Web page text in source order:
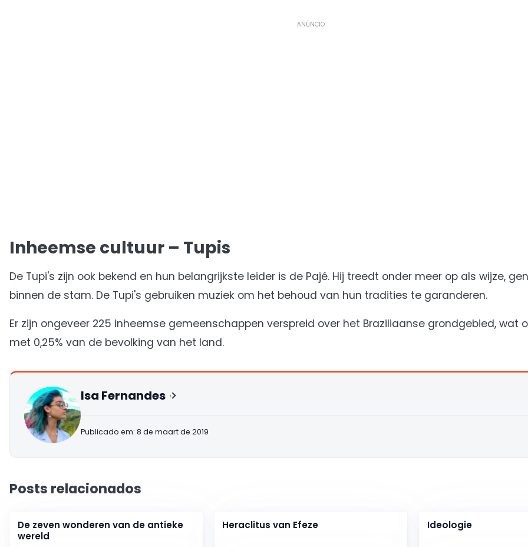
ANÚNCIO
Inheemse cultuur – Tupis
De Tupi's zijn ook bekend en hun belangrijkste leider is de Pajé. Hij treedt onder meer op als wijze,
binnen de stam. De Tupi's gebruiken muziek om het behoud van hun tradities te garanderen.
Er zijn ongeveer 225 inheemse gemeenschappen verspreid over het Braziliaanse grondgebied, wat
met 0,25% van de bevolking van het land.
Isa Fernandes
Publicado em: 8 de maart de 2019
Posts relacionados
De zeven wonderen van de antieke
wereld
Heraclitus van Efeze Ideologie